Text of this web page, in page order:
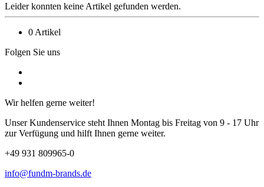
Leider konnten keine Artikel gefunden werden.
0 Artikel
Folgen Sie uns
Wir helfen gerne weiter!
Unser Kundenservice steht Ihnen Montag bis Freitag von 9 - 17 Uhr
zur Verfügung und hilft Ihnen gerne weiter.
+49 931 809965-0
info@fundm-brands.de